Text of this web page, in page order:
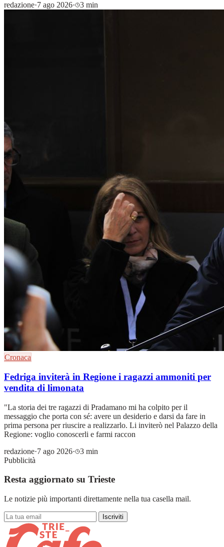
redazione·7 ago 2026· 3 min
Cronaca
Fedriga inviterà in Regione i ragazzi ammoniti per
vendita di limonata
"La storia dei tre ragazzi di Pradamano mi ha colpito per il
messaggio che porta con sé: avere un desiderio e darsi da fare in
prima persona per riuscire a realizzarlo. Li inviterò nel Palazzo della
Regione: voglio conoscerli e farmi raccon
redazione·7 ago 2026·
3 min
Pubblicità
Resta aggiornato su Trieste
Le notizie più importanti direttamente nella tua casella mail.
Iscriviti